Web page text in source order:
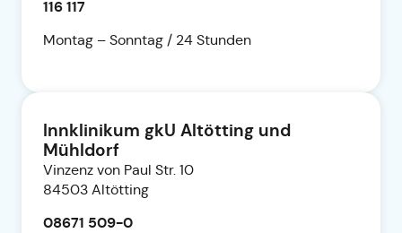
116 117
Montag – Sonntag / 24 Stunden
Innklinikum gkU Altötting und
Mühldorf
Vinzenz von Paul Str. 10
84503 Altötting
08671 509-0